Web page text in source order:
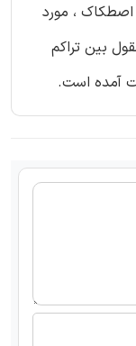
، مورد
بین تراکم
آمده است.